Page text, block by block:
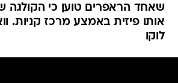
שאחד הראפרים טוען כי הקולגה
אותו פיזית באמצע מרכז קניות.
לוקו